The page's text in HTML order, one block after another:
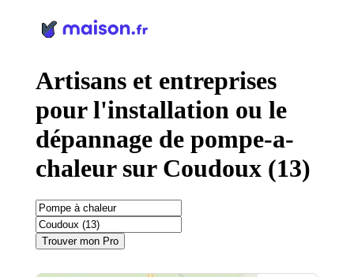
Artisans et entreprises
pour l'installation ou le
dépannage de pompe-a-
chaleur sur Coudoux (13)
Trouver mon Pro